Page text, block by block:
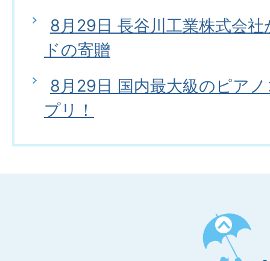
8月29日 長谷川工業株式会
ドの寄贈
8月29日 国内最大級のピア
プリ！
ペ
ー